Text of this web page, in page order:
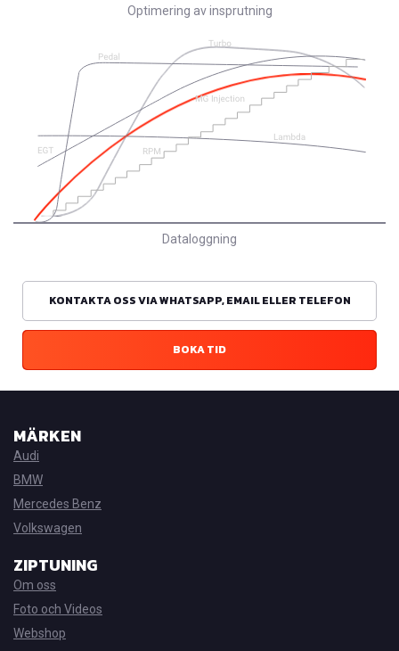
Optimering av insprutning
Dataloggning
KONTAKTA OSS VIA WHATSAPP, EMAIL ELLER TELEFON
BOKA TID
MÄRKEN
Audi
BMW
Mercedes Benz
Volkswagen
ZIPTUNING
Om oss
Foto och Videos
Webshop